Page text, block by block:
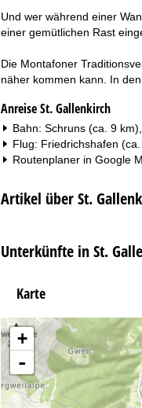
Und wer während einer
einer gemütlichen Rast
Die Montafoner
näher kommen kann. In
Anreise St. Gallenkirch
Bahn: Schruns (ca. 9
Flug: Friedrichshafen
Routenplaner in Google
Artikel über St.
Unterkünfte in St.
Karte
+
-